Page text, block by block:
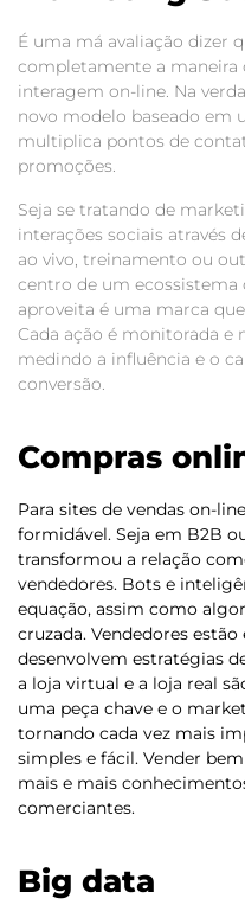
É uma má avaliação dizer
completamente a maneira
interagem on-line. Na
novo modelo baseado em
multiplica pontos de
promoções.
Seja se tratando de
interações sociais através
ao vivo, treinamento ou
centro de um
aproveita é uma marca
Cada ação é monitorada e
medindo a influência e o
conversão.
Compras
Para sites de vendas on-
formidável. Seja em B2B
transformou a relação
vendedores. Bots e
equação, assim como
cruzada. Vendedores
desenvolvem estratégias
a loja virtual e a loja real
uma peça chave e o
tornando cada vez mais
simples e fácil. Vender
mais e mais
comerciantes.
Big data